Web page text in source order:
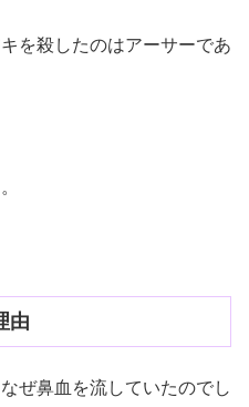
を殺したのはアーサーであ
由
ぜ鼻血を流していたのでし